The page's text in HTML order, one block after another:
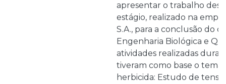
apresentar o trabalho
estágio, realizado na
S.A., para a conclusão do
Engenharia Biológica e
atividades realizadas
tiveram como base o
herbicida: Estudo de